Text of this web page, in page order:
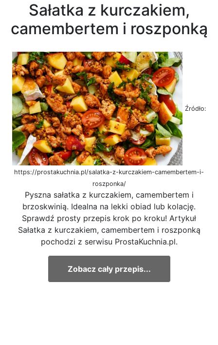
Sałatka z kurczakiem,
camembertem i roszponką
Źródło:
https://prostakuchnia.pl/salatka-z-kurczakiem-camembertem-i-
roszponka/
Pyszna sałatka z kurczakiem, camembertem i
brzoskwinią. Idealna na lekki obiad lub kolację.
Sprawdź prosty przepis krok po kroku! Artykuł
Sałatka z kurczakiem, camembertem i roszponką
pochodzi z serwisu ProstaKuchnia.pl.
Zobacz cały przepis...